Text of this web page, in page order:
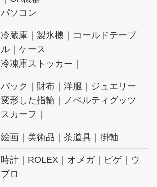
パソコン
冷蔵庫｜製氷機｜コールドテーブ
ル｜ケース
冷凍庫ストッカー｜
バック｜財布｜洋服｜ジュエリー
変形した指輪｜ノベルティグッツ
スカーフ｜
絵画｜美術品｜茶道具｜掛軸
時計｜ROLEX｜オメガ｜ピゲ｜ウ
ブロ